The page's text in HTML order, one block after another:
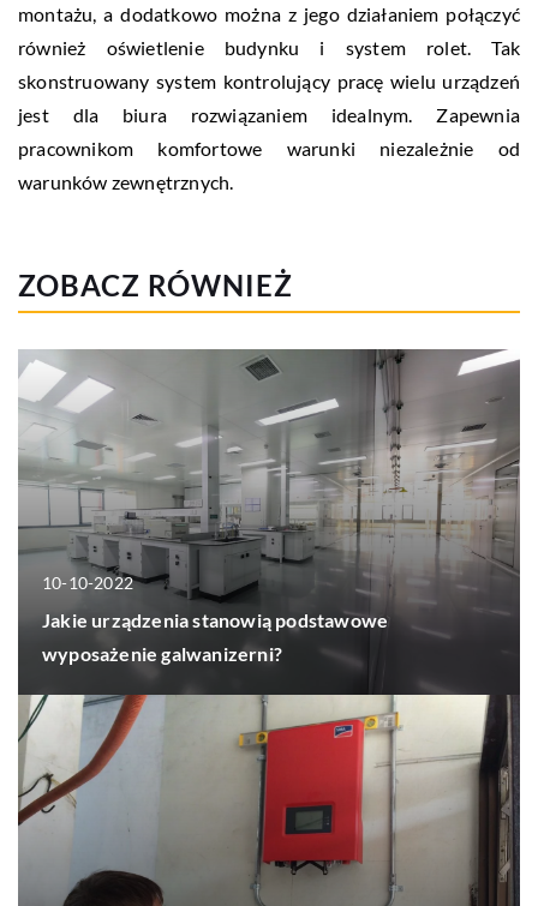
montażu, a dodatkowo można z jego działaniem połączyć
również oświetlenie budynku i system rolet. Tak
skonstruowany system kontrolujący pracę wielu urządzeń
jest dla biura rozwiązaniem idealnym. Zapewnia
pracownikom komfortowe warunki niezależnie od
warunków zewnętrznych.
ZOBACZ RÓWNIEŻ
10-10-2022
Jakie urządzenia stanowią podstawowe
wyposażenie galwanizerni?